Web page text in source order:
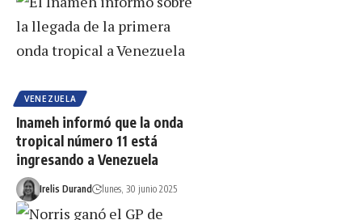
VENEZUELA
Inameh informó que la onda
tropical número 11 está
ingresando a Venezuela
Irelis Durand lunes, 30 junio 2025